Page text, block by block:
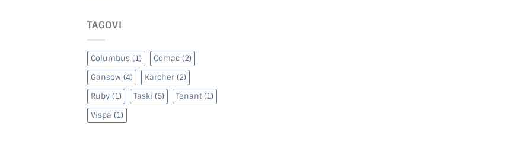
TAGOVI
Columbus (1) Comac (2)
Gansow (4) Karcher (2)
Ruby (1) Taski (5) Tenant (1)
Vispa (1)